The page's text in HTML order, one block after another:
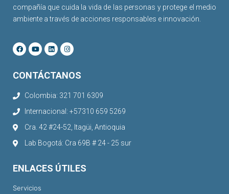
compañía que cuida la vida de las personas y protege el medio
ambiente a través de acciones responsables e innovación.
CONTÁCTANOS
Colombia: 321 701 6309
Internacional: +57310 659 5269
Cra. 42 #24-52, Itagüi, Antioquia
Lab Bogotá: Cra 69B # 24 - 25 sur
ENLACES ÚTILES
Servicios